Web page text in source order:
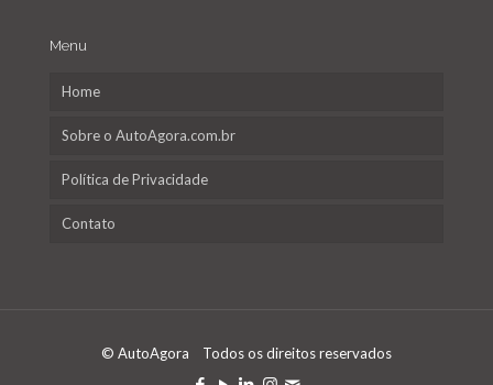
Menu
Home
Sobre o AutoAgora.com.br
Política de Privacidade
Contato
© AutoAgora Todos os direitos reservados